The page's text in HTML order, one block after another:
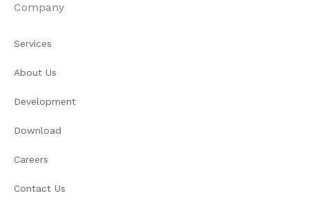
Company
Services
About Us
Development
Download
Careers
Contact Us